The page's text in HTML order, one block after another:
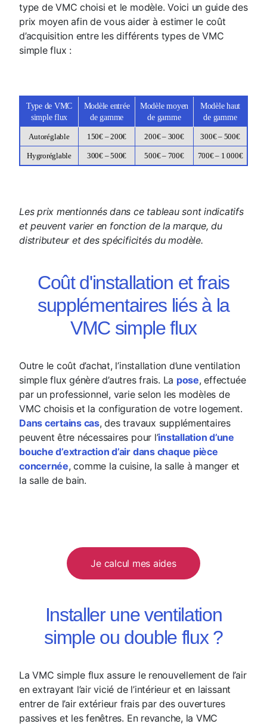
type de VMC choisi et le modèle. Voici un guide des
prix moyen afin de vous aider à estimer le coût
d’acquisition entre les différents types de VMC
simple flux :
Type de VMC
simple flux
Modèle entrée
de gamme
Modèle moyen
de gamme
Modèle haut
de gamme
Autoréglable 150€ – 200€ 200€ – 300€ 300€ – 500€
Hygroréglable 300€ – 500€ 500€ – 700€ 700€ – 1 000€
Les prix mentionnés dans ce tableau sont indicatifs
et peuvent varier en fonction de la marque, du
distributeur et des spécificités du modèle.
Coût d'installation et frais
supplémentaires liés à la
VMC simple flux
Outre le coût d’achat, l’installation d’une ventilation
simple flux génère d’autres frais. La pose, effectuée
par un professionnel, varie selon les modèles de
VMC choisis et la configuration de votre logement.
Dans certains cas, des travaux supplémentaires
peuvent être nécessaires pour l’installation d’une
bouche d’extraction d’air dans chaque pièce
concernée, comme la cuisine, la salle à manger et
la salle de bain.
Je calcul mes aides
Installer une ventilation
simple ou double flux ?
La VMC simple flux assure le renouvellement de l’air
en extrayant l’air vicié de l’intérieur et en laissant
entrer de l’air extérieur frais par des ouvertures
passives et les fenêtres. En revanche, la VMC